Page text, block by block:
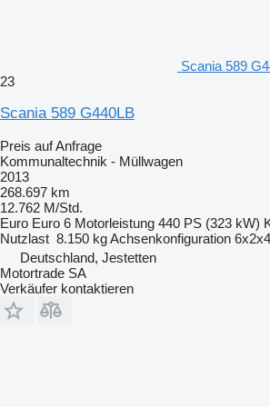
Scania 589
23
Scania 589 G440LB
Preis auf Anfrage
Kommunaltechnik - Müllwagen
2013
268.697 km
12.762 M/Std.
Euro Euro 6 Motorleistung 440 PS (323 kW)
Nutzlast 8.150 kgAchsenkonfiguration 6x2x4
Deutschland, Jestetten
Motortrade SA
Verkäufer kontaktieren